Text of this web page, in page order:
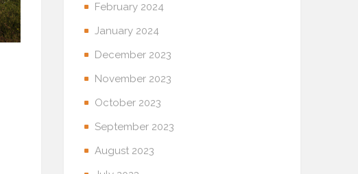
February 2024
January 2024
December 2023
November 2023
October 2023
September 2023
August 2023